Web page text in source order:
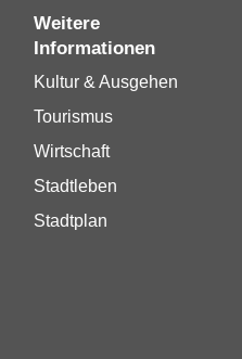
Weitere
Informationen
Kultur & Ausgehen
Tourismus
Wirtschaft
Stadtleben
Stadtplan